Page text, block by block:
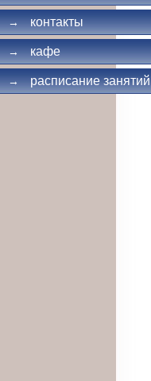
→ контакты
→ кафе
→ расписание занятий